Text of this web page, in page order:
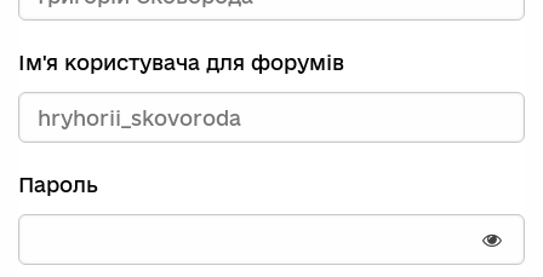
Ім'я користувача для форумів
Пароль